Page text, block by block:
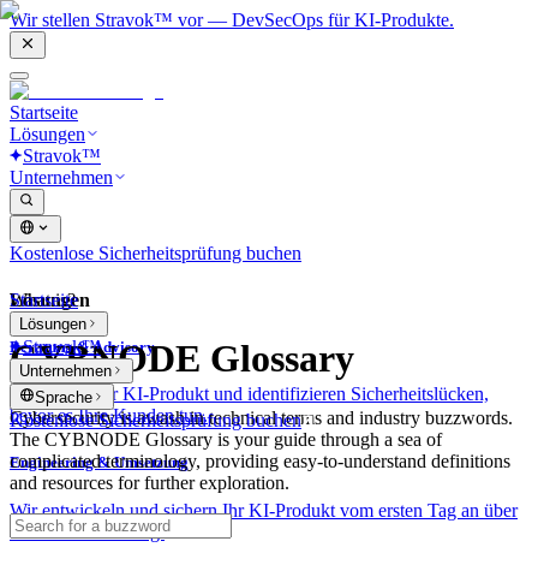
Wir stellen Stravok™ vor — DevSecOps für KI-Produkte.
Startseite
Lösungen
Stravok™
Unternehmen
Kostenlose Sicherheitsprüfung buchen
Lösungen
Beratung & Advisory
Wir prüfen Ihr KI-Produkt und identifizieren Sicherheitslücken,
bevor es Ihre Kunden tun.
Engineering & Umsetzung
Wir entwickeln und sichern Ihr KI-Produkt vom ersten Tag an über
alle Ebenen hinweg.
Startseite
Lösungen
Stravok™
Unternehmen
Sprache
Kostenlose Sicherheitsprüfung buchen
What is?
CYBNODE Glossary
Cybersecurity is awash in technical terms and industry buzzwords.
The CYBNODE Glossary is your guide through a sea of
complicated terminology, providing easy-to-understand definitions
and resources for further exploration.